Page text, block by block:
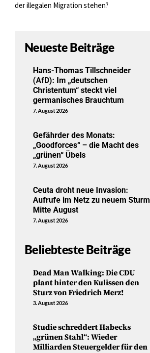
der illegalen Migration stehen?
Neueste Beiträge
Hans-Thomas Tillschneider
(AfD): Im „deutschen
Christentum“ steckt viel
germanisches Brauchtum
7. August 2026
Gefährder des Monats:
„Goodforces“ – die Macht des
„grünen“ Übels
7. August 2026
Ceuta droht neue Invasion:
Aufrufe im Netz zu neuem Sturm
Mitte August
7. August 2026
Beliebteste Beiträge
Dead Man Walking: Die CDU
plant hinter den Kulissen den
Sturz von Friedrich Merz!
3. August 2026
Studie schreddert Habecks
„grünen Stahl“: Wieder
Milliarden Steuergelder für den